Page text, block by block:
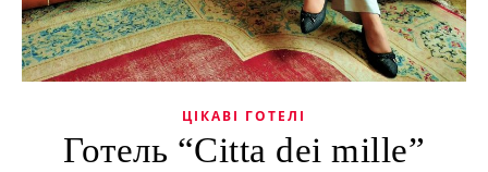
ЦІКАВІ ГОТЕЛІ
Готель “Citta dei mille”